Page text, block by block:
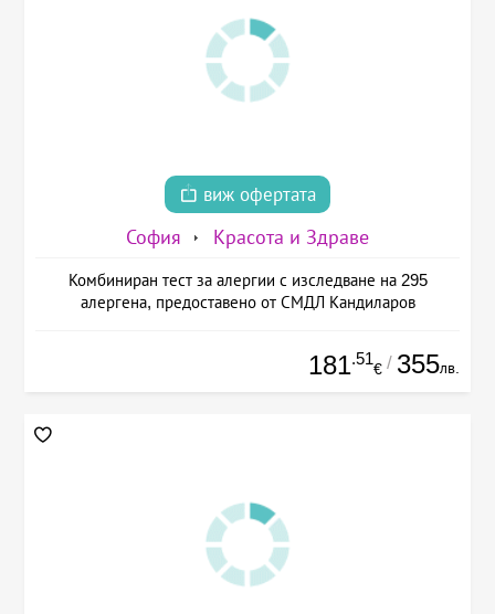
виж офертата
София Красота и Здраве
Комбиниран тест за алергии с изследване на 295
алергена, предоставено от СМДЛ Кандиларов
181.51
€ / 355лв.